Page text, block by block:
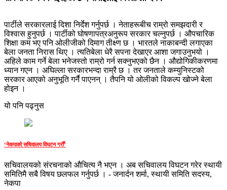
पार्टीले सरकारलाई दिशा निर्देश गर्नुपर्छ । नेताहरूबीच राम्रो समझदारी र
विश्वास हुनुपर्छ । पार्टीको घोषणापत्रअनुरूप सरकार चल्नुपर्छ । औपचारिक
शिक्षा कम भए पनि ओलीजीको दिमाग तीक्ष्ण छ । भारतले नाकाबन्दी लगाएका
बेला जनता निरास थिए । त्यतिबेला धेरै सपना देखाएर आशा जगाउनुभयो ।
अहिले काम गर्ने बेला भनेजस्तो राम्रो गर्न सक्नुभएको छैन । औद्योगिकीकरणमा
ध्यान गएन । अघिल्ला सरकारभन्दा राम्रै छ । तर जनताले कम्युनिस्टको
सरकार आएको अनुभूति गर्नै पाएनन् । तैपनि यो ओलीको विकल्प खोज्ने बेला
होइन ।
यो पनि पढ्नुस
‘नेकपाको सचिवालय विघटन गरौँ’
सचिवालयको संरचनाको औचित्य नै भएन । अब सचिवालय विघटन गरेर स्थायी
समितिमै सबै विषय छलफल गर्नुपर्छ । - जनार्दन शर्मा, स्थायी समिति सदस्य,
नेकपा